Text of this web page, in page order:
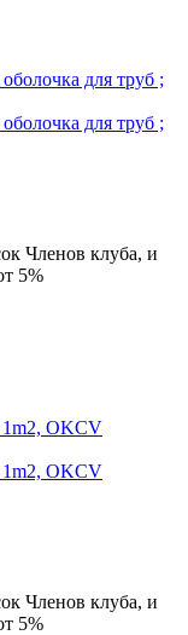
для труб ;
для труб ;
Членов клуба, и
5%
OKCV
OKCV
Членов клуба, и
5%